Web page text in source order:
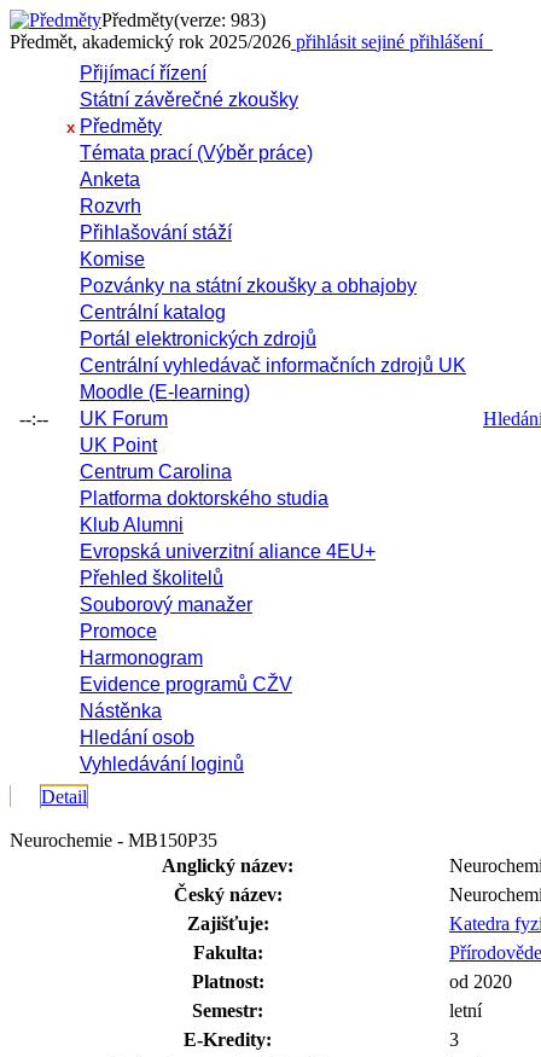
Předměty(verze: 983)
Předmět, akademický rok 2025/2026 přihlásit sejiné přihlášení
--:--
Přijímací řízení
Státní závěrečné zkoušky
x Předměty
Témata prací (Výběr práce)
Anketa
Rozvrh
Přihlašování stáží
Komise
Pozvánky na státní zkoušky a obhajoby
Centrální katalog
Portál elektronických zdrojů
Centrální vyhledávač informačních zdrojů UK
Moodle (E-learning)
UK Forum
UK Point
Centrum Carolina
Platforma doktorského studia
Klub Alumni
Evropská univerzitní aliance 4EU+
Přehled školitelů
Souborový manažer
Promoce
Harmonogram
Evidence programů CŽV
Nástěnka
Hledání osob
Vyhledávání loginů
Detail
Neurochemie - MB150P35
Anglický název:
Český název:
Zajišťuje:
Katedra
Fakulta:
Platnost:
od 2020
Semestr:
letní
E-Kredity:
3